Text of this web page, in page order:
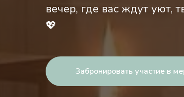
вечер, где вас ждут уют,
💖
Забронировать участие в